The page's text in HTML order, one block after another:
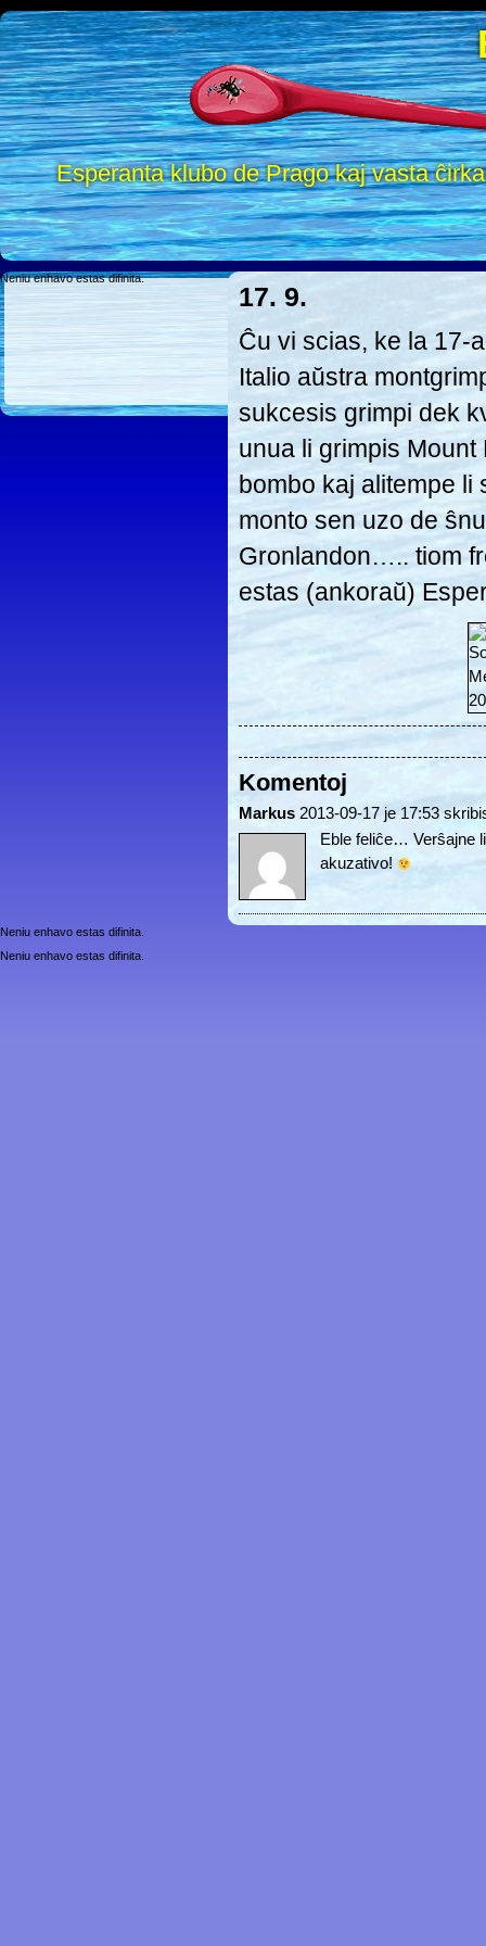
Esperanta klubo de Prago kaj vasta
Neniu enhavo estas difinita.
17. 9.
Ĉu vi scias, ke la 17-
Italio aŭstra
sukcesis grimpi dek
unua li grimpis
bombo kaj alitempe li
monto sen uzo de
Gronlandon….. tiom
estas (ankoraŭ)
Komentoj
Markus 2013-09-17 je 17:53
Eble feliĉe… Verŝajne
akuzativo!
Neniu enhavo estas difinita.
Neniu enhavo estas difinita.